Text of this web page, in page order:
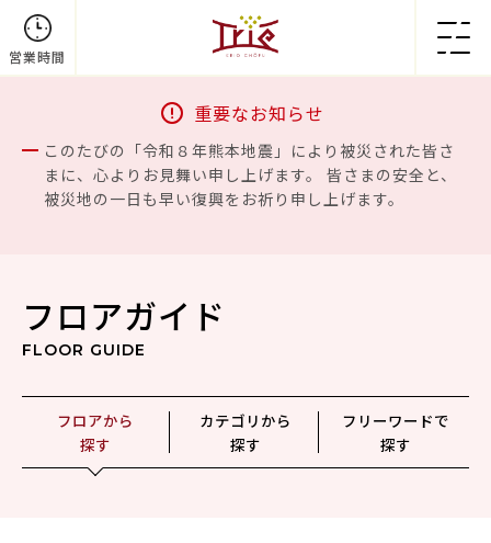
営業時間
重要なお知らせ
このたびの「令和８年熊本地震」により被災された皆さ
まに、心よりお見舞い申し上げます。 皆さまの安全と、
被災地の一日も早い復興をお祈り申し上げます。
フロアガイド
FLOOR GUIDE
フロアから
探す
カテゴリから
探す
フリーワードで
探す